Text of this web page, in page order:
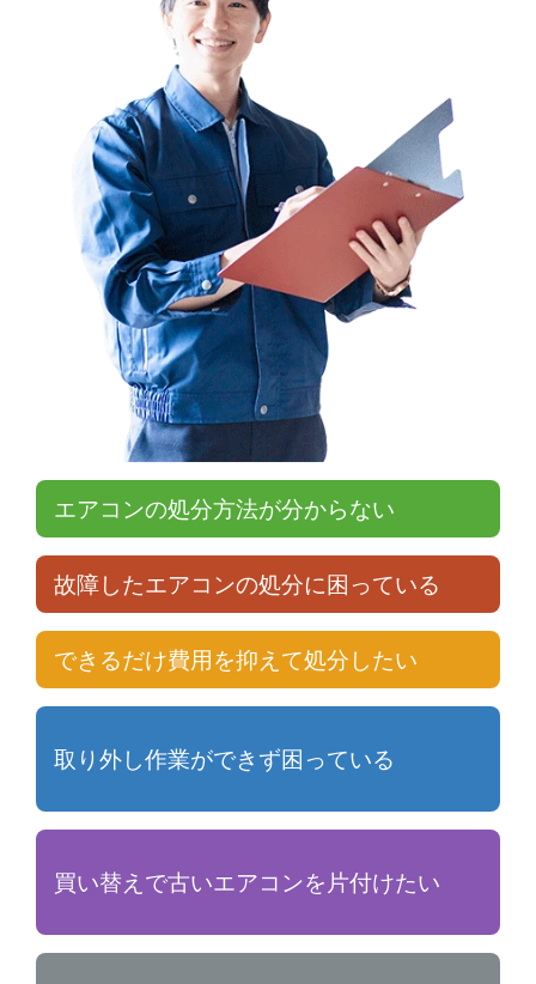
エアコンの処分方法が分からない
故障したエアコンの処分に困っている
できるだけ費用を抑えて処分したい
取り外し作業ができず困っている
買い替えで古いエアコンを片付けたい